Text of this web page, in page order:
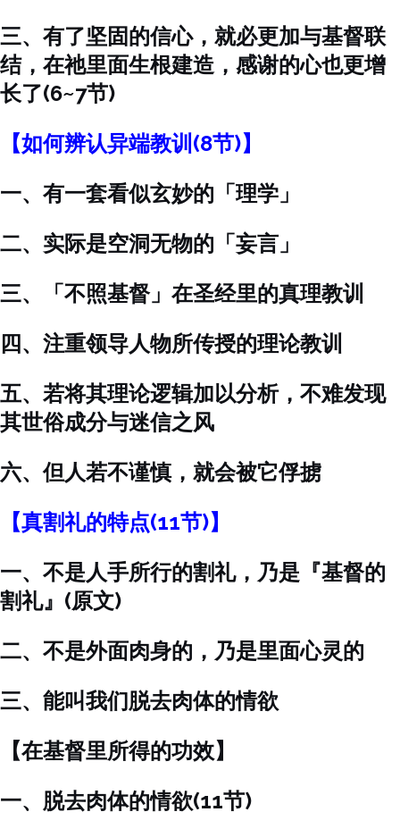
三、有了坚固的信心，就必更加与基督联
结，在祂里面生根建造，感谢的心也更增
长了(6~7节)
【如何辨认异端教训(8节)】
一、有一套看似玄妙的「理学」
二、实际是空洞无物的「妄言」
三、「不照基督」在圣经里的真理教训
四、注重领导人物所传授的理论教训
五、若将其理论逻辑加以分析，不难发现
其世俗成分与迷信之风
六、但人若不谨慎，就会被它俘掳
【真割礼的特点(11节)】
一、不是人手所行的割礼，乃是『基督的
割礼』(原文)
二、不是外面肉身的，乃是里面心灵的
三、能叫我们脱去肉体的情欲
【在基督里所得的功效】
一、脱去肉体的情欲(11节)